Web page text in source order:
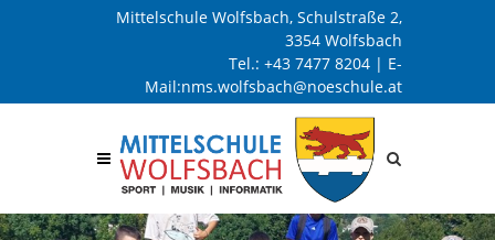
Mittelschule Wolfsbach, Schulstraße 2,
3354 Wolfsbach
Tel.: +43 7477 8204 | E-
Mail:nms.wolfsbach@noeschule.at
Site